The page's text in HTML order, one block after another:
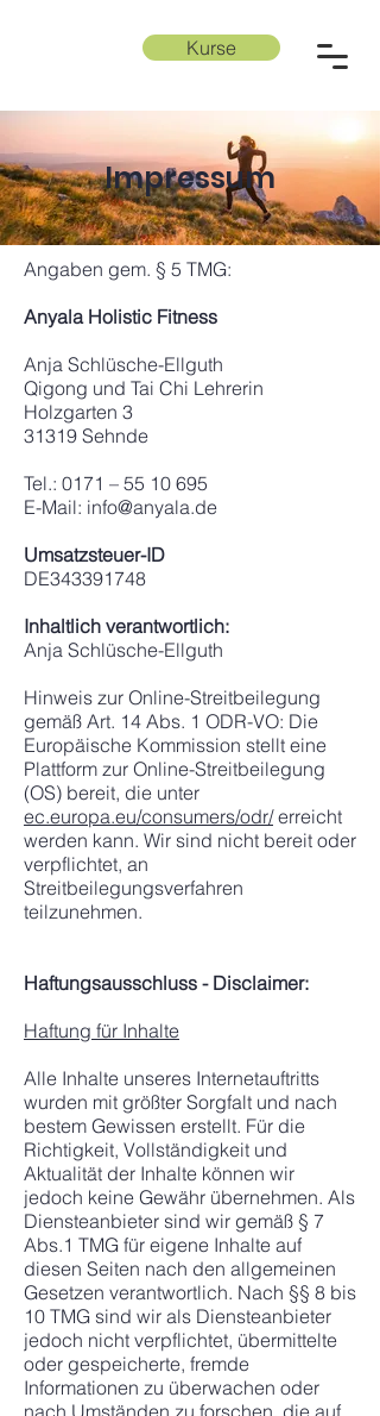
Kurse
Impressum
Angaben gem. § 5 TMG:
Anyala Holistic Fitness
Anja Schlüsche-Ellguth
Qigong und Tai Chi Lehrerin
Holzgarten 3
31319 Sehnde
Tel.: 0171 – 55 10 695
E-Mail: info@anyala.de
Umsatzsteuer-ID
DE343391748
Inhaltlich verantwortlich:
Anja Schlüsche-Ellguth
Hinweis zur Online-Streitbeilegung
gemäß Art. 14 Abs. 1 ODR-VO: Die
Europäische Kommission stellt eine
Plattform zur Online-Streitbeilegung
(OS) bereit, die unter
ec.europa.eu/consumers/odr/erreicht
werden kann. Wir sind nicht bereit oder
verpflichtet, an
Streitbeilegungsverfahren
teilzunehmen.
Haftungsausschluss - Disclaimer:
Haftung für Inhalte
Alle Inhalte unseres Internetauftritts
wurden mit größter Sorgfalt und nach
bestem Gewissen erstellt. Für die
Richtigkeit, Vollständigkeit und
Aktualität der Inhalte können wir
jedoch keine Gewähr übernehmen. Als
Diensteanbieter sind wir gemäß § 7
Abs.1 TMG für eigene Inhalte auf
diesen Seiten nach den allgemeinen
Gesetzen verantwortlich. Nach §§ 8 bis
10 TMG sind wir als Diensteanbieter
jedoch nicht verpflichtet, übermittelte
oder gespeicherte, fremde
Informationen zu überwachen oder
nach Umständen zu forschen, die auf